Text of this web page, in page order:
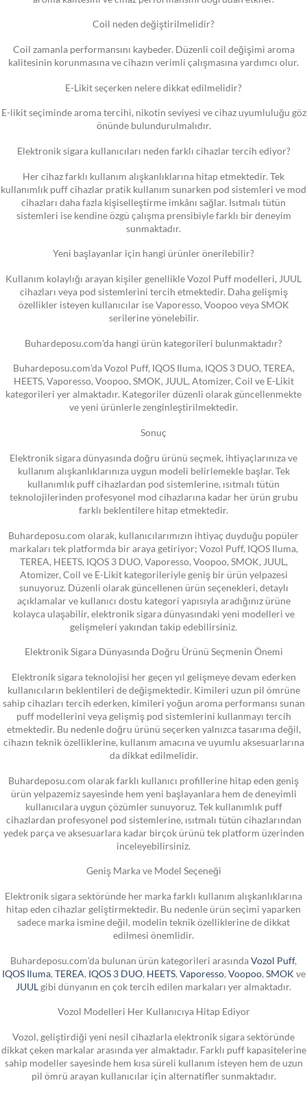
Coil neden değiştirilmelidir?
Coil zamanla performansını kaybeder. Düzenli coil değişimi aroma
kalitesinin korunmasına ve cihazın verimli çalışmasına yardımcı olur.
E-Likit seçerken nelere dikkat edilmelidir?
E-likit seçiminde aroma tercihi, nikotin seviyesi ve cihaz uyumluluğu göz
önünde bulundurulmalıdır.
Elektronik sigara kullanıcıları neden farklı cihazlar tercih ediyor?
Her cihaz farklı kullanım alışkanlıklarına hitap etmektedir. Tek
kullanımlık puff cihazlar pratik kullanım sunarken pod sistemleri ve mod
cihazları daha fazla kişiselleştirme imkânı sağlar. Isıtmalı tütün
sistemleri ise kendine özgü çalışma prensibiyle farklı bir deneyim
sunmaktadır.
Yeni başlayanlar için hangi ürünler önerilebilir?
Kullanım kolaylığı arayan kişiler genellikle Vozol Puff modelleri, JUUL
cihazları veya pod sistemlerini tercih etmektedir. Daha gelişmiş
özellikler isteyen kullanıcılar ise Vaporesso, Voopoo veya SMOK
serilerine yönelebilir.
Buhardeposu.com’da hangi ürün kategorileri bulunmaktadır?
Buhardeposu.com’da Vozol Puff, IQOS Iluma, IQOS 3 DUO, TEREA,
HEETS, Vaporesso, Voopoo, SMOK, JUUL, Atomizer, Coil ve E-Likit
kategorileri yer almaktadır. Kategoriler düzenli olarak güncellenmekte
ve yeni ürünlerle zenginleştirilmektedir.
Sonuç
Elektronik sigara dünyasında doğru ürünü seçmek, ihtiyaçlarınıza ve
kullanım alışkanlıklarınıza uygun modeli belirlemekle başlar. Tek
kullanımlık puff cihazlardan pod sistemlerine, ısıtmalı tütün
teknolojilerinden profesyonel mod cihazlarına kadar her ürün grubu
farklı beklentilere hitap etmektedir.
Buhardeposu.com olarak, kullanıcılarımızın ihtiyaç duyduğu popüler
markaları tek platformda bir araya getiriyor; Vozol Puff, IQOS Iluma,
TEREA, HEETS, IQOS 3 DUO, Vaporesso, Voopoo, SMOK, JUUL,
Atomizer, Coil ve E-Likit kategorileriyle geniş bir ürün yelpazesi
sunuyoruz. Düzenli olarak güncellenen ürün seçenekleri, detaylı
açıklamalar ve kullanıcı dostu kategori yapısıyla aradığınız ürüne
kolayca ulaşabilir, elektronik sigara dünyasındaki yeni modelleri ve
gelişmeleri yakından takip edebilirsiniz.
Elektronik Sigara Dünyasında Doğru Ürünü Seçmenin Önemi
Elektronik sigara teknolojisi her geçen yıl gelişmeye devam ederken
kullanıcıların beklentileri de değişmektedir. Kimileri uzun pil ömrüne
sahip cihazları tercih ederken, kimileri yoğun aroma performansı sunan
puff modellerini veya gelişmiş pod sistemlerini kullanmayı tercih
etmektedir. Bu nedenle doğru ürünü seçerken yalnızca tasarıma değil,
cihazın teknik özelliklerine, kullanım amacına ve uyumlu aksesuarlarına
da dikkat edilmelidir.
Buhardeposu.com olarak farklı kullanıcı profillerine hitap eden geniş
ürün yelpazemiz sayesinde hem yeni başlayanlara hem de deneyimli
kullanıcılara uygun çözümler sunuyoruz. Tek kullanımlık puff
cihazlardan profesyonel pod sistemlerine, ısıtmalı tütün cihazlarından
yedek parça ve aksesuarlara kadar birçok ürünü tek platform üzerinden
inceleyebilirsiniz.
Geniş Marka ve Model Seçeneği
Elektronik sigara sektöründe her marka farklı kullanım alışkanlıklarına
hitap eden cihazlar geliştirmektedir. Bu nedenle ürün seçimi yaparken
sadece marka ismine değil, modelin teknik özelliklerine de dikkat
edilmesi önemlidir.
Buhardeposu.com’da bulunan ürün kategorileri arasındaVozol Puff,
IQOS Iluma, TEREA IQOS 3 DUO, HEETS, Vaporesso, Voopoo, SMOK ve
JUUL gibi dünyanın en çok tercih edilen markaları yer almaktadır.
Vozol Modelleri Her Kullanıcıya Hitap Ediyor
Vozol, geliştirdiği yeni nesil cihazlarla elektronik sigara sektöründe
dikkat çeken markalar arasında yer almaktadır. Farklı puff kapasitelerine
sahip modeller sayesinde hem kısa süreli kullanım isteyen hem de uzun
pil ömrü arayan kullanıcılar için alternatifler sunmaktadır.